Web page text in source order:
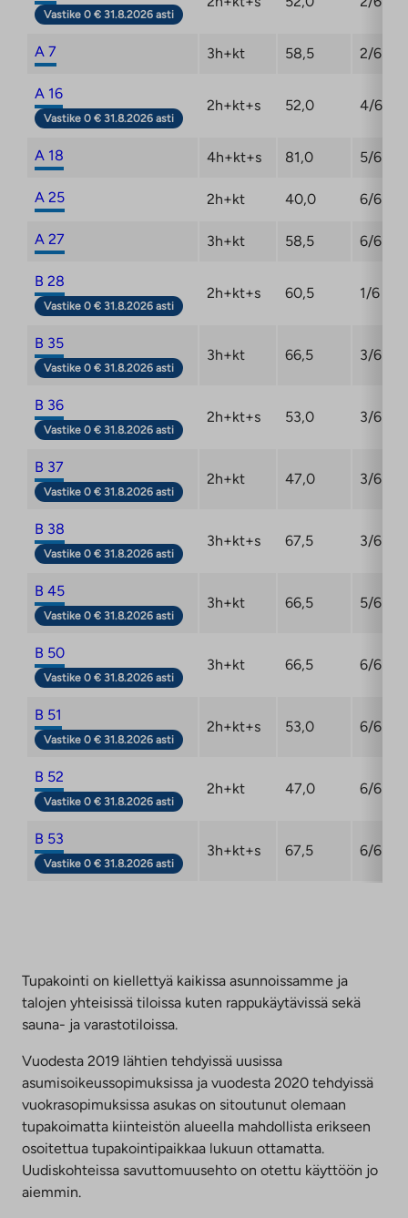
Vastike 0 € 31.8.2026 asti
A 7 3h+kt 58,5 2/6
A 16
Vastike 0 € 31.8.2026 asti
2h+kt+s 52,0 4/6
A 18 4h+kt+s 81,0 5/6
A 25 2h+kt 40,0 6/6
A 27 3h+kt 58,5 6/6
B 28
Vastike 0 € 31.8.2026 asti
2h+kt+s 60,5 1/6
B 35
Vastike 0 € 31.8.2026 asti
3h+kt 66,5 3/6
B 36
Vastike 0 € 31.8.2026 asti
2h+kt+s 53,0 3/6
B 37
Vastike 0 € 31.8.2026 asti
2h+kt 47,0 3/6
B 38
Vastike 0 € 31.8.2026 asti
3h+kt+s 67,5 3/6
B 45
Vastike 0 € 31.8.2026 asti
3h+kt 66,5 5/6
B 50
Vastike 0 € 31.8.2026 asti
3h+kt 66,5 6/6
B 51
Vastike 0 € 31.8.2026 asti
2h+kt+s 53,0 6/6
B 52
Vastike 0 € 31.8.2026 asti
2h+kt 47,0 6/6
B 53
Vastike 0 € 31.8.2026 asti
3h+kt+s 67,5 6/6
Tupakointi on kiellettyä kaikissa asunnoissamme ja
talojen yhteisissä tiloissa kuten rappukäytävissä sekä
sauna- ja varastotiloissa.
Vuodesta 2019 lähtien tehdyissä uusissa
asumisoikeussopimuksissa ja vuodesta 2020 tehdyissä
vuokrasopimuksissa asukas on sitoutunut olemaan
tupakoimatta kiinteistön alueella mahdollista erikseen
osoitettua tupakointipaikkaa lukuun ottamatta.
Uudiskohteissa savuttomuusehto on otettu käyttöön jo
aiemmin.